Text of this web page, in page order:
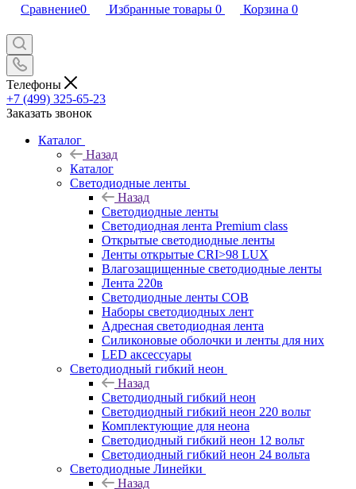
Сравнение0 Избранные товары 0 Корзина 0
Телефоны
+7 (499) 325-65-23
Заказать звонок
Каталог
Назад
Каталог
Светодиодные ленты
Назад
Светодиодные ленты
Светодиодная лента Premium class
Открытые светодиодные ленты
Ленты открытые CRI>98 LUX
Влагозащищенные светодиодные ленты
Лента 220в
Светодиодные ленты COB
Наборы светодиодных лент
Адресная светодиодная лента
Силиконовые оболочки и ленты для них
LED аксессуары
Светодиодный гибкий неон
Назад
Светодиодный гибкий неон
Светодиодный гибкий неон 220 вольт
Комплектующие для неона
Светодиодный гибкий неон 12 вольт
Светодиодный гибкий неон 24 вольта
Светодиодные Линейки
Назад